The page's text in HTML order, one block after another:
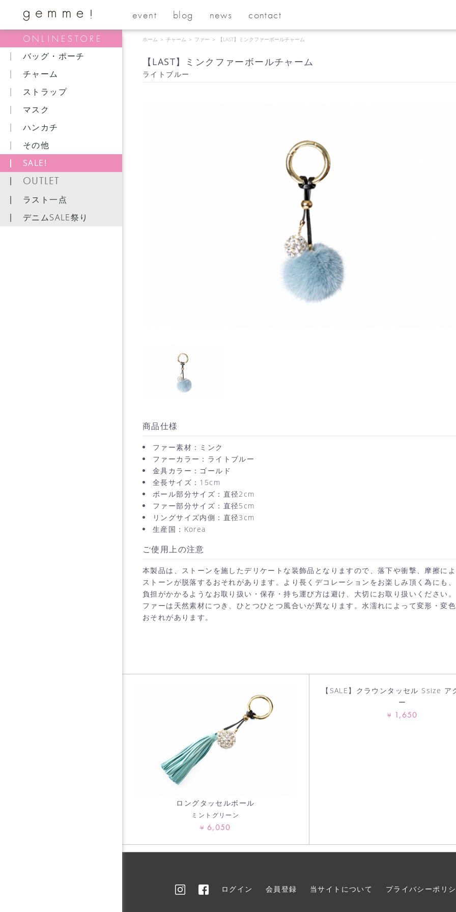
event blog news contact
バッグ・ポーチ
チャーム
ストラップ
マスク
ハンカチ
その他
SALE!
OUTLET
ラスト一点
デニムSALE祭り
ホーム ＞ チャーム ＞ ファー ＞ 【LAST】ミンクファーボールチャーム
【LAST】ミンクファーボールチャーム
ライトブルー
商品仕様
ファー素材：ミンク
ファーカラー：ライトブルー
金具カラー：ゴールド
全長サイズ：15cm
ボール部分サイズ：直径2cm
ファー部分サイズ：直径5cm
リングサイズ内側：直径3cm
生産国：Korea
ご使用上の注意
本製品は、ストーンを施したデリケートな装飾品となりますので、落下や衝撃、摩擦によ
ストーンが脱落するおそれがあります。より長くデコレーションをお楽しみ頂く為にも、
負担がかかるようなお取り扱い・保存・持ち運び方は避け、大切にお取り扱いください。
ファーは天然素材につき、ひとつひとつ風合いが異なります。水濡れによって変形・変
おそれがあります。
ロングタッセルボール
ミントグリーン
¥ 6,050
【SALE】クラウンタッセル Ssize ア
ー
¥ 1,650
ログイン 会員登録 当サイトについて プライバシーポリ